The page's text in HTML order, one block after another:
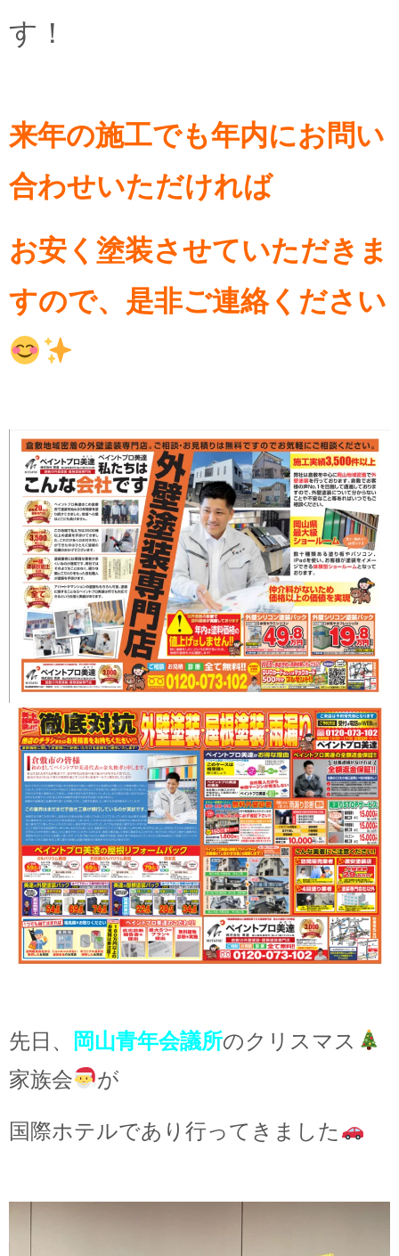
す！
来年の施工でも年内にお問い
合わせいただければ
お安く塗装させていただきま
すので、是非ご連絡ください
先日、 岡山青年会議所のクリスマス
家族会
が
国際ホテルであり行ってきました